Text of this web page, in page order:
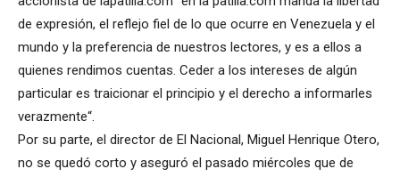
de expresión, el reflejo fiel de lo que ocurre en Venezuela y el
mundo y la preferencia de nuestros lectores, y es a ellos a
quienes rendimos cuentas. Ceder a los intereses de algún
particular es traicionar el principio y el derecho a informarles
verazmente“.
Por su parte, el director de El Nacional, Miguel Henrique Otero,
no se quedó corto y aseguró el pasado miércoles que de